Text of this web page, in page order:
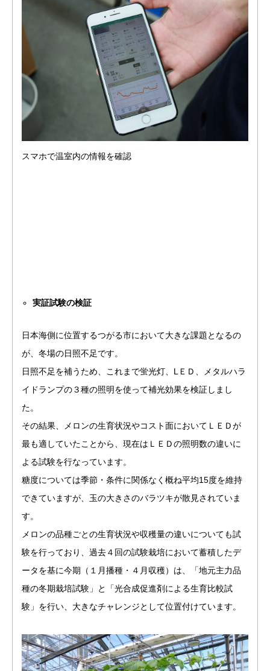
スマホで温室内の情報を確認
実証試験の検証
日本海側に位置するつがる市において大きな課題となるの
が、冬場の日照不足です。
日照不足を補うため、これまで蛍光灯、LＥＤ、メタルハラ
イドランプの３種の照明を使って補光効果を検証しまし
た。
その結果、メロンの生育状況やコスト面においてＬＥＤが
最も適していたことから、現在はＬＥＤの照明数の違いに
よる試験を行なっています。
糖度については季節・条件に関係なく概ね平均15度を維持
できていますが、玉の大きさのバラツキが散見されていま
す。
メロンの品種ごとの生育状況や収穫量の違いについても試
験を行っており、過去４回の試験栽培において蓄積したデ
ータを基に今期（１月播種・４月収穫）は、「地元主力品
種の冬期栽培試験」と「光合成促進剤による生育比較試
験」を行い、大きなチャレンジとして位置付けています。